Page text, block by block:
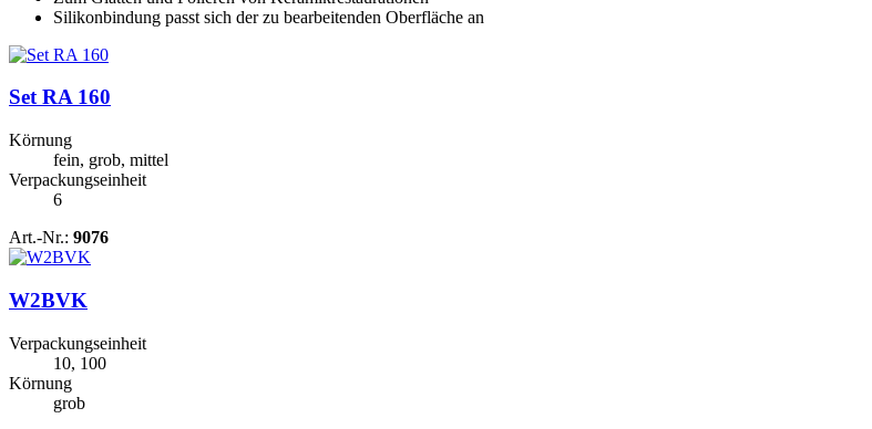
Silikonbindung passt sich der zu bearbeitenden Oberfläche an
Set RA 160
Körnung
fein, grob, mittel
Verpackungseinheit
6
Art.-Nr.: 9076
W2BVK
Verpackungseinheit
10, 100
Körnung
grob